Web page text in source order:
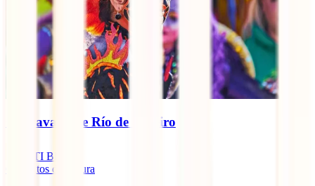
Carnavales de Río de Janeiro
IATI Blog
minutos de lectura